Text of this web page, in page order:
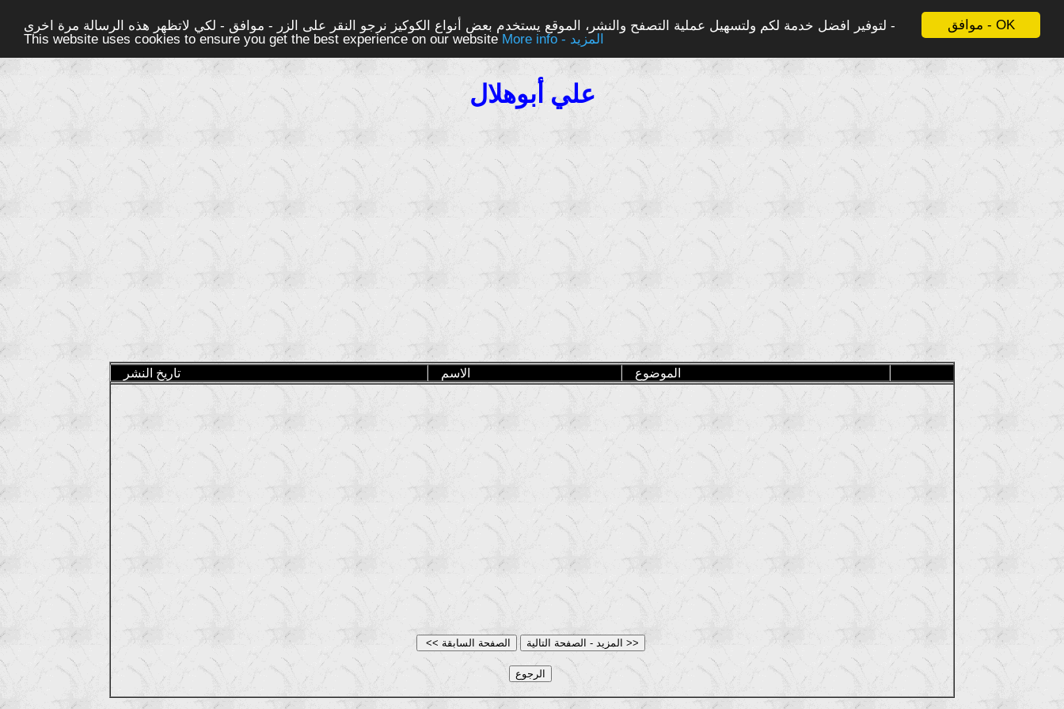
موافق - OK
لتوفير افضل خدمة لكم ولتسهيل عملية التصفح والنشر، الموقع يستخدم بعض أنواع الكوكيز نرجو النقر على الزر - موافق - لكي لاتظهر هذه الرسالة مرة اخرى -
This website uses cookies to ensure you get the best experience on our website
More info - المزيد
علي أبوهلال
تاريخ النشر الاسم الموضوع